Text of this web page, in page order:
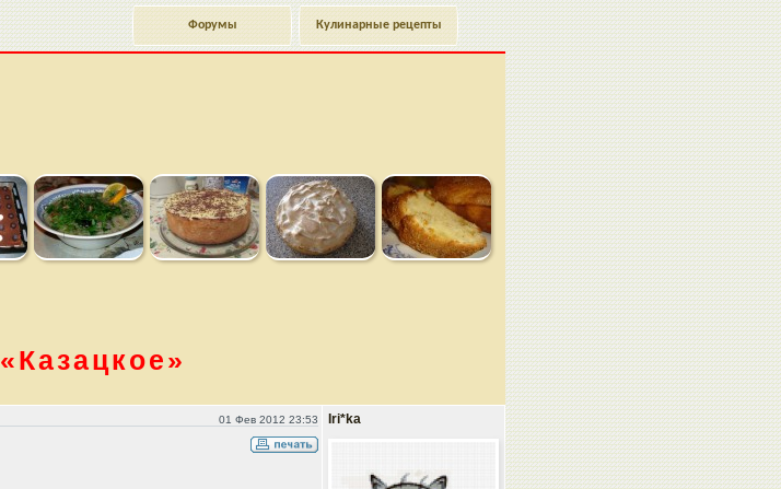
Кулинарные рецепты
Форумы
«Казацкое»
01 Фев 2012 23:53 Iri*ka